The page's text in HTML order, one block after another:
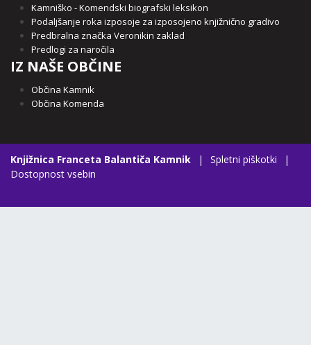
Kamniško - Komendski biografski leksikon
Podaljšanje roka izposoje za izposojeno knjižnično gradivo
Predbralna značka Veronikin zaklad
Predlogi za naročila
IZ NAŠE OBČINE
Občina Kamnik
Občina Komenda
Knjižnica Franceta Balantiča Kamnik | Spletni piškotki
|
Dostopnost vsebin